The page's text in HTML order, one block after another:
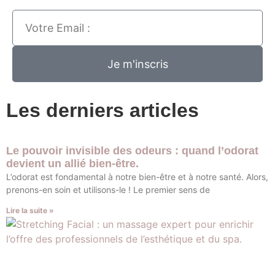
Je m'inscris
Les derniers articles
Le pouvoir invisible des odeurs : quand l’odorat
devient un allié bien-être.
L’odorat est fondamental à notre bien-être et à notre santé. Alors,
prenons-en soin et utilisons-le ! Le premier sens de
Lire la suite »